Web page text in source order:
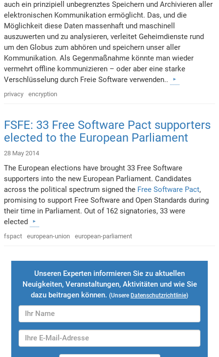
auch ein prinzipiell unbegrenztes Speichern und Archivieren aller
elektronischen Kommunikation ermöglicht. Das, und die
Möglichkeit diese Daten massenhaft und maschinell
auszuwerten und zu analysieren, verleitet Geheimdienste rund
um den Globus zum abhören und speichern unser aller
Kommunikation. Als Gegenmaßnahme könnte man wieder
vermehrt offline kommunizieren – oder aber eine starke
Verschlüsselung durch Freie Software verwenden..
privacy encryption
FSFE: 33 Free Software Pact supporters
elected to the European Parliament
28 May 2014
The European elections have brought 33 Free Software
supporters into the new European Parliament. Candidates
across the political spectrum signed the Free Software Pact,
promising to support Free Software and Open Standards during
their time in Parliament. Out of 162 signatories, 33 were
elected
fspact european-union european-parliament
Unseren Experten informieren Sie zu aktuellen
Neuigkeiten, Veranstaltungen, Aktivitäten und wie Sie
dazu beitragen können. (Unsere Datenschutzrichtlinie)